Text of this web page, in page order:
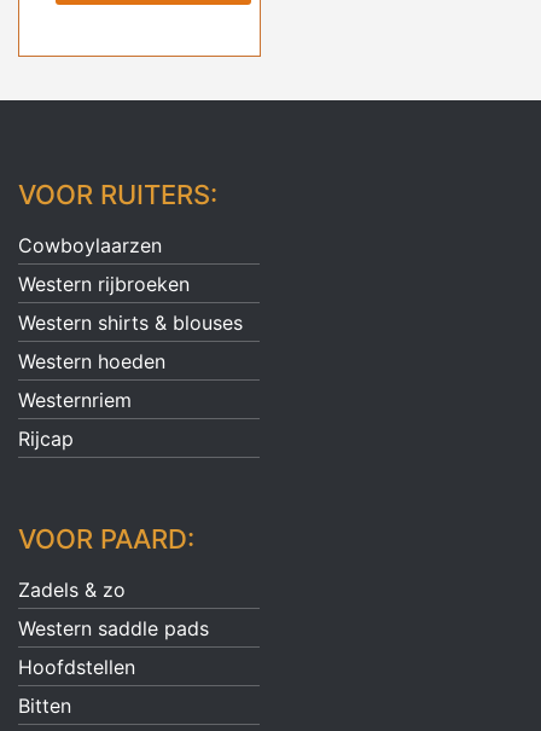
VOOR RUITERS:
Cowboylaarzen
Western rijbroeken
Western shirts & blouses
Western hoeden
Westernriem
Rijcap
VOOR PAARD:
Zadels & zo
Western saddle pads
Hoofdstellen
Bitten